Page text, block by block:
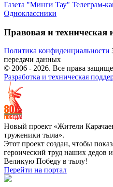
Газета "Минги Тау" Телеграм-
Одноклассники
Правовая и техническая
Политика конфиденциальности
передачи данных
© 2006 - 2026. Все права
Разработка и техническая
Новый проект «Жители
труженики тыла».
Этот проект создан, чтобы
героический труд наших дедов
Великую Победу в тылу!
Перейти на портал